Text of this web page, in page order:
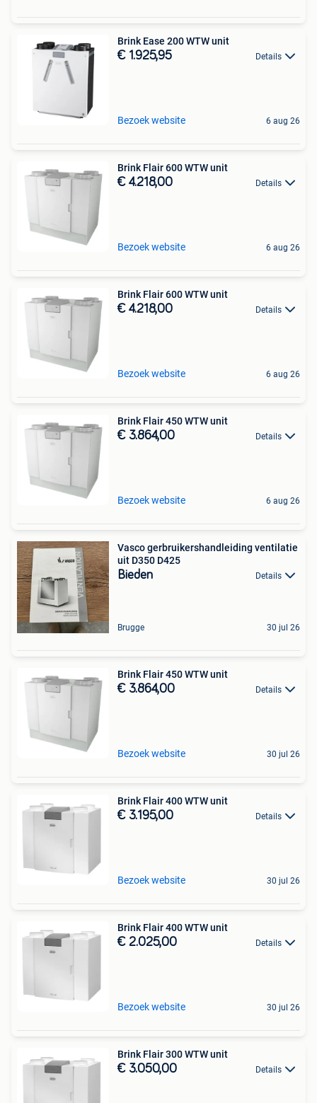
Brink Ease 200 WTW unit
€ 1.925,95 Details
Bezoek website 6 aug 26
Brink Flair 600 WTW unit
€ 4.218,00 Details
Bezoek website 6 aug 26
Brink Flair 600 WTW unit
€ 4.218,00 Details
Bezoek website 6 aug 26
Brink Flair 450 WTW unit
€ 3.864,00 Details
Bezoek website 6 aug 26
Vasco gerbruikershandleiding ventilatie
uit D350 D425
Bieden Details
Brugge 30 jul 26
Brink Flair 450 WTW unit
€ 3.864,00 Details
Bezoek website 30 jul 26
Brink Flair 400 WTW unit
€ 3.195,00 Details
Bezoek website 30 jul 26
Brink Flair 400 WTW unit
€ 2.025,00 Details
Bezoek website 30 jul 26
Brink Flair 300 WTW unit
€ 3.050,00 Details